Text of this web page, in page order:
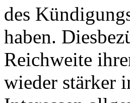
des
haben.
Reichweite
wieder stärker